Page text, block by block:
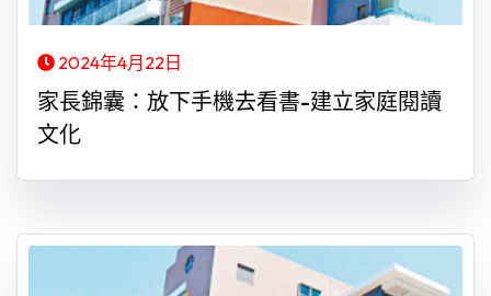
2024年4月22日
家長錦囊：放下手機去看書-建立家庭閱讀
文化